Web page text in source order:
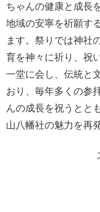
ちゃんの健康と成長
地域の安寧を祈願す
ます。祭りでは神社
育を神々に祈り、祝
一堂に会し、伝統と
おり、毎年多くの参
んの成長を祝うとと
山八幡社の魅力を再